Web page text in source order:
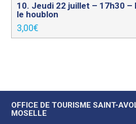
10. Jeudi 22 juillet – 17h30 –
le houblon
3,00€
OFFICE DE TOURISME SAINT-
MOSELLE